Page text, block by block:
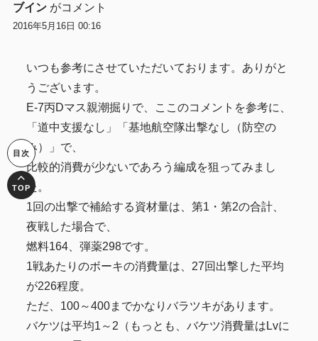
ブイン がコメント
2016年5月16日 00:16
いつも参考にさせていただいております。ありがと
うございます。
E-7丙Dマス親潮掘りで、ここのコメントを参考に、
「道中支援なし」「基地航空隊出撃なし（防空の
み）」で、
比較的消費が少ないであろう編成を狙ってみまし
た。
1回の出撃で補給する資材量は、第1・第2の合計、
夜戦した場合で、
燃料164、弾薬298です。
1戦あたりのボーキの消費量は、27回出撃した平均
が226程度。
ただ、100～400までかなりバラツキがあります。
バケツは平均1～2（もっとも、バケツ消費量はLvに